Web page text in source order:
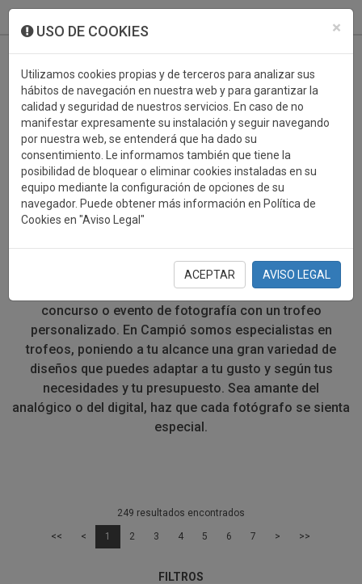
×
USO DE COOKIES
Utilizamos cookies propias y de terceros para analizar sus
hábitos de navegación en nuestra web y para garantizar la
calidad y seguridad de nuestros servicios. En caso de no
manifestar expresamente su instalación y seguir navegando
por nuestra web, se entenderá que ha dado su
consentimiento. Le informamos también que tiene la
posibilidad de bloquear o eliminar cookies instaladas en su
equipo mediante la configuración de opciones de su
navegador. Puede obtener más información en Política de
Cookies en "Aviso Legal"
ACEPTAR AVISO LEGAL
TROFEOS DEPORTIVOS
FOTOGRAFIA
Concursos de fotografía de paisaje, retrato o de bodas;
eventos de fotografía tradicional o contemporánea...
Recompensa a los participantes y ganadores de tu
concurso o evento de fotografía con un trofeo
personalizado. En Campió somos especialistas en
trofeos, poniendo a tu alcance una gran variedad de
diseños que puedes adaptar a tu gusto y según tus
necesidades y tu presupuesto. Sea amante del
analógico o del digital, haz que cada fotógrafo se sienta
especial.
249 resultados encontrados
<< < 1 2 3 4 5 6 7 > >>
FILTROS